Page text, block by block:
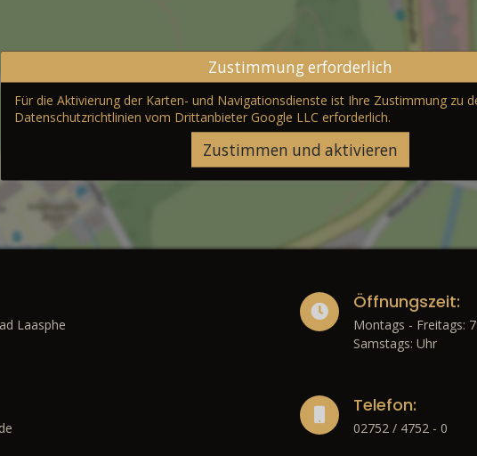
Zustimmung erforderlich
Für die Aktivierung der Karten- und Navigationsdienste ist Ihre Zustimmung zu
Datenschutzrichtlinien vom Drittanbieter Google LLC erforderlich.
Zustimmen und aktivieren
Laasphe
Öffnungszeit:
Montags - Freitags:
Samstags: Uhr
Telefon:
02752 / 4752 - 0